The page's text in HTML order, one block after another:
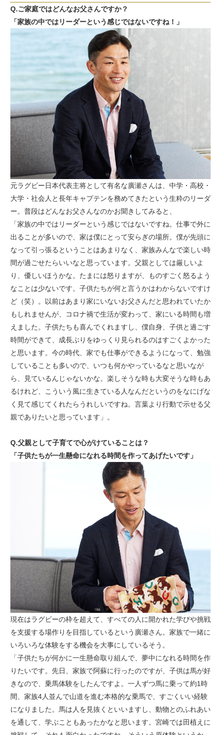
Q.ご家庭ではどんなお父さんですか？
「家族の中ではリーダーという感じではないですね！」
元ラグビー日本代表主将として有名な廣瀬さんは、中学・高校・
大学・社会人と長年キャプテンを務めてきたという生粋のリーダ
ー。普段はどんなお父さんなのかお聞きしてみると、
「家族の中ではリーダーという感じではないですね。仕事で外に
出ることが多いので、家は僕にとって安らぎの場所。僕が先頭に
なって引っ張るということはあまりなく、家族みんなで楽しい時
間が過ごせたらいいなと思っています。父親としては厳しいよ
り、優しいほうかな。たまには怒りますが、ものすごく怒るよう
なことは少ないです。子供たちが何と言うかはわからないですけ
ど（笑）。以前はあまり家にいないお父さんだと思われていたか
もしれませんが、コロナ禍で生活が変わって、家にいる時間も増
えました。子供たちも喜んでくれますし、僕自身、子供と過ごす
時間ができて、成長ぶりをゆっくり見られるのはすごくよかった
と思います。今の時代、家でも仕事ができるようになって、勉強
していることも多いので、いつも何かやっているなと思いなが
ら、見ているんじゃないかな。楽しそうな時も大変そうな時もあ
るけれど、こういう風に生きている人なんだというのをなにげな
く見て感じてくれたらうれしいですね。言葉より行動で示せる父
親でありたいと思っています」。
Q.父親として子育てで心がけていることは？
「子供たちが一生懸命になれる時間を作ってあげたいです」
現在はラグビーの枠を超えて、すべての人に開かれた学びや挑戦
を支援する場作りを目指しているという廣瀬さん。家族で一緒に
いろいろな体験をする機会を大事にしているそう。
「子供たちが何かに一生懸命取り組んで、夢中になれる時間を作
りたいです。先日、家族で阿蘇に行ったのですが、子供は馬が好
きなので、乗馬体験をしたんですよ。一人ずつ馬に乗って約1時
間、家族4人並んで山道を進む本格的な乗馬で、すごくいい経験
になりました。馬は人を見抜くといいますし、動物とのふれあい
を通して、学ぶこともあったかなと思います。宮崎では田植えに